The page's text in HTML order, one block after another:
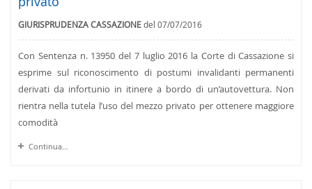
GIURISPRUDENZA CASSAZIONEdel 07/07/2016
Con Sentenza n. 13950 del 7 luglio 2016 la Corte di Cassazione si
esprime sul riconoscimento di postumi invalidanti permanenti
derivati da infortunio in itinere a bordo di un’autovettura. Non
rientra nella tutela l’uso del mezzo privato per ottenere maggiore
comodità
Continua...